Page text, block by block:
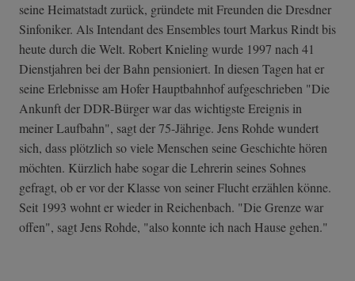
seine Heimatstadt zurück, gründete mit Freunden die Dresdner
Sinfoniker. Als Intendant des Ensembles tourt Markus Rindt bis
heute durch die Welt. Robert Knieling wurde 1997 nach 41
Dienstjahren bei der Bahn pensioniert. In diesen Tagen hat er
seine Erlebnisse am Hofer Hauptbahnhof aufgeschrieben "Die
Ankunft der DDR-Bürger war das wichtigste Ereignis in
meiner Laufbahn", sagt der 75-Jährige. Jens Rohde wundert
sich, dass plötzlich so viele Menschen seine Geschichte hören
möchten. Kürzlich habe sogar die Lehrerin seines Sohnes
gefragt, ob er vor der Klasse von seiner Flucht erzählen könne.
Seit 1993 wohnt er wieder in Reichenbach. "Die Grenze war
offen", sagt Jens Rohde, "also konnte ich nach Hause gehen."